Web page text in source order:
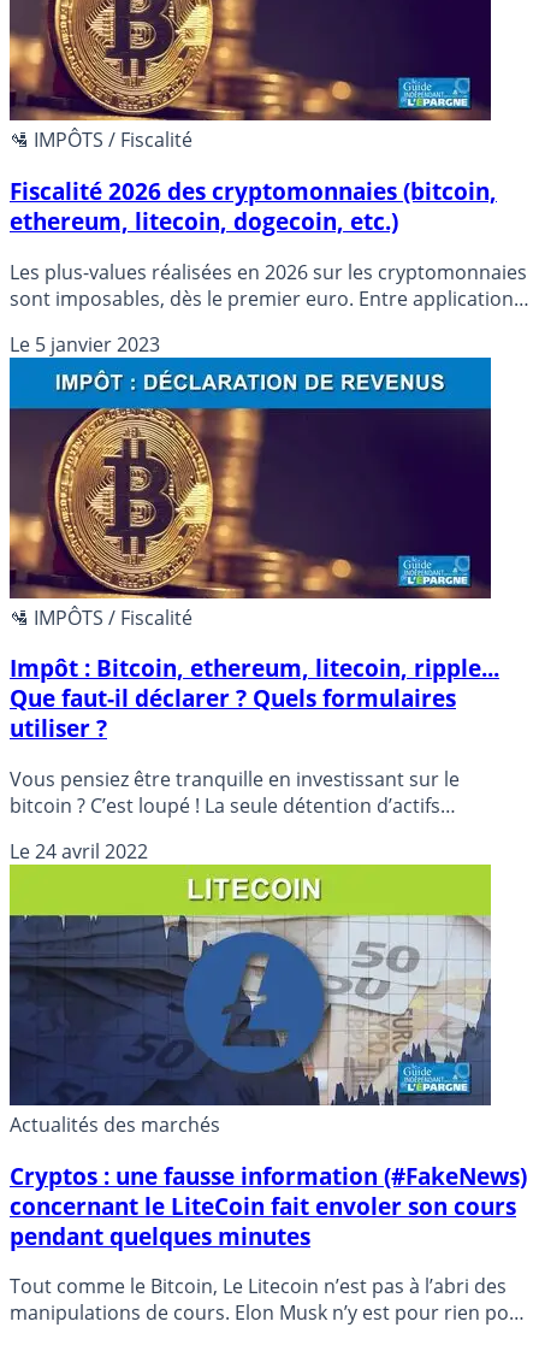
🛂 IMPÔTS / Fiscalité
Fiscalité 2026 des cryptomonnaies (bitcoin,
ethereum, litecoin, dogecoin, etc.)
Les plus-values réalisées en 2026 sur les cryptomonnaies
sont imposables, dès le premier euro. Entre application
Le 5 janvier 2023
🛂 IMPÔTS / Fiscalité
Impôt : Bitcoin, ethereum, litecoin, ripple...
Que faut-il déclarer ? Quels formulaires
utiliser ?
Vous pensiez être tranquille en investissant sur le
bitcoin ? C’est loupé ! La seule détention d’actifs
services fiscaux. Vos plus-values réalisées seront, de leur
côté, imposées au taux de 30%, et ce, dès le premier
euro. Bienvenue dans le nouveau monde numérique.
Le24 avril 2022
Actualités des marchés
Cryptos : une fausse information (#FakeNews)
concernant le LiteCoin fait envoler son cours
pendant quelques minutes
Tout comme le Bitcoin, Le Litecoin n’est pas à l’abri des
manipulations de cours. Elon Musk n’y est pour rien pour